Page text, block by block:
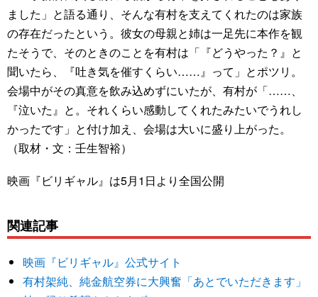
ました」と語る通り、そんな有村を支えてくれたのは家族
の存在だったという。彼女の母親と姉は一足先に本作を観
たそうで、そのときのことを有村は「『どうやった？』と
聞いたら、『吐き気を催すくらい……』って」とポツリ。
会場中がその真意を飲み込めずにいたが、有村が「……、
『泣いた』と。それくらい感動してくれたみたいでうれし
かったです」と付け加え、会場は大いに盛り上がった。
（取材・文：壬生智裕）
映画『ビリギャル』は5月1日より全国公開
関連記事
映画『ビリギャル』公式サイト
有村架純、純金航空券に大興奮「あとでいただきます」